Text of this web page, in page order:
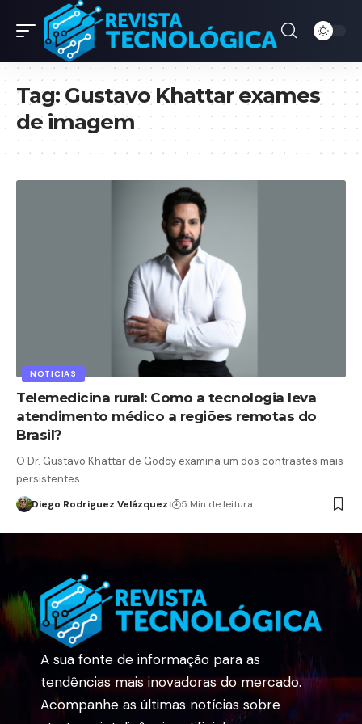
Tag: Gustavo Khattar exames
de imagem
NOTICIAS
Telemedicina rural: Como a tecnologia leva
atendimento médico a regiões remotas do
Brasil?
O Dr. Gustavo Khattar de Godoy examina um dos contrastes mais
persistentes…
Diego Rodriguez Velázquez 5 Min de leitura
A sua fonte de informação para as
tendências mais inovadoras do mercado.
Acompanhe as últimas notícias sobre